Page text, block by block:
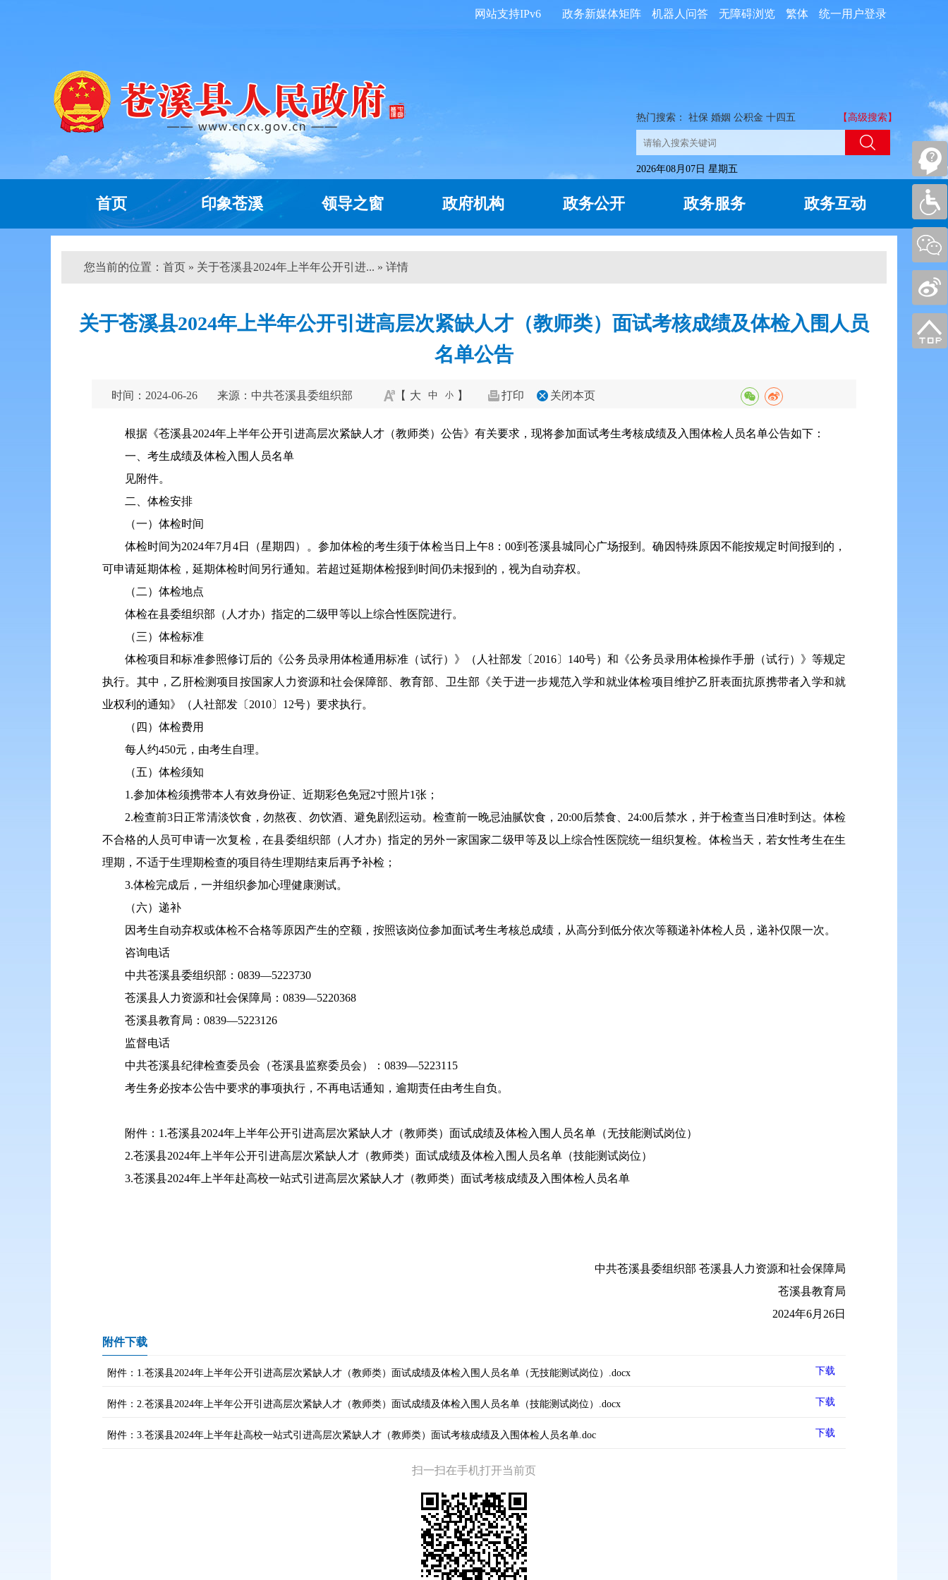
统一用户登录
繁体
无障碍浏览
机器人问答
政务新媒体矩阵
网站支持IPv6
热门搜索： 社保 婚姻 公积金 十四五 【高级搜索】
2026年08月07日 星期五
首页 印象苍溪 领导之窗 政府机构 政务公开 政务服务 政务互动
您当前的位置： 首页 » 关于苍溪县2024年上半年公开引进... » 详情
关于苍溪县2024年上半年公开引进高层次紧缺人才（教师类）面试考核成绩及体检入围人员
名单公告
时间：2024-06-26 来源：中共苍溪县委组织部 【 大 中 小 】 打印 关闭本页
根据《苍溪县2024年上半年公开引进高层次紧缺人才（教师类）公告》有关要求，现将参加面试考生考核成绩及入围体检人员名单公告如下：
一、考生成绩及体检入围人员名单
见附件。
二、体检安排
（一）体检时间
体检时间为2024年7月4日（星期四）。参加体检的考生须于体检当日上午8：00到苍溪县城同心广场报到。确因特殊原因不能按规定时间报到的，
可申请延期体检，延期体检时间另行通知。若超过延期体检报到时间仍未报到的，视为自动弃权。
（二）体检地点
体检在县委组织部（人才办）指定的二级甲等以上综合性医院进行。
（三）体检标准
体检项目和标准参照修订后的《公务员录用体检通用标准（试行）》（人社部发〔2016〕140号）和《公务员录用体检操作手册（试行）》等规定
执行。其中，乙肝检测项目按国家人力资源和社会保障部、教育部、卫生部《关于进一步规范入学和就业体检项目维护乙肝表面抗原携带者入学和就
业权利的通知》（人社部发〔2010〕12号）要求执行。
（四）体检费用
每人约450元，由考生自理。
（五）体检须知
1.参加体检须携带本人有效身份证、近期彩色免冠2寸照片1张；
2.检查前3日正常清淡饮食，勿熬夜、勿饮酒、避免剧烈运动。检查前一晚忌油腻饮食，20:00后禁食、24:00后禁水，并于检查当日准时到达。体检
不合格的人员可申请一次复检，在县委组织部（人才办）指定的另外一家国家二级甲等及以上综合性医院统一组织复检。体检当天，若女性考生在生
理期，不适于生理期检查的项目待生理期结束后再予补检；
3.体检完成后，一并组织参加心理健康测试。
（六）递补
因考生自动弃权或体检不合格等原因产生的空额，按照该岗位参加面试考生考核总成绩，从高分到低分依次等额递补体检人员，递补仅限一次。
咨询电话
中共苍溪县委组织部：0839—5223730
苍溪县人力资源和社会保障局：0839—5220368
苍溪县教育局：0839—5223126
监督电话
中共苍溪县纪律检查委员会（苍溪县监察委员会）：0839—5223115
考生务必按本公告中要求的事项执行，不再电话通知，逾期责任由考生自负。
附件：1.苍溪县2024年上半年公开引进高层次紧缺人才（教师类）面试成绩及体检入围人员名单（无技能测试岗位）
2.苍溪县2024年上半年公开引进高层次紧缺人才（教师类）面试成绩及体检入围人员名单（技能测试岗位）
3.苍溪县2024年上半年赴高校一站式引进高层次紧缺人才（教师类）面试考核成绩及入围体检人员名单
中共苍溪县委组织部 苍溪县人力资源和社会保障局
苍溪县教育局
2024年6月26日
附件下载
下载
附件：1.苍溪县2024年上半年公开引进高层次紧缺人才（教师类）面试成绩及体检入围人员名单（无技能测试岗位）.docx
下载
附件：2.苍溪县2024年上半年公开引进高层次紧缺人才（教师类）面试成绩及体检入围人员名单（技能测试岗位）.docx
下载
附件：3.苍溪县2024年上半年赴高校一站式引进高层次紧缺人才（教师类）面试考核成绩及入围体检人员名单.doc
扫一扫在手机打开当前页